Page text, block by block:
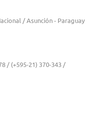
/ Asunción - Paraguay
/ (+595-21) 370-343 /